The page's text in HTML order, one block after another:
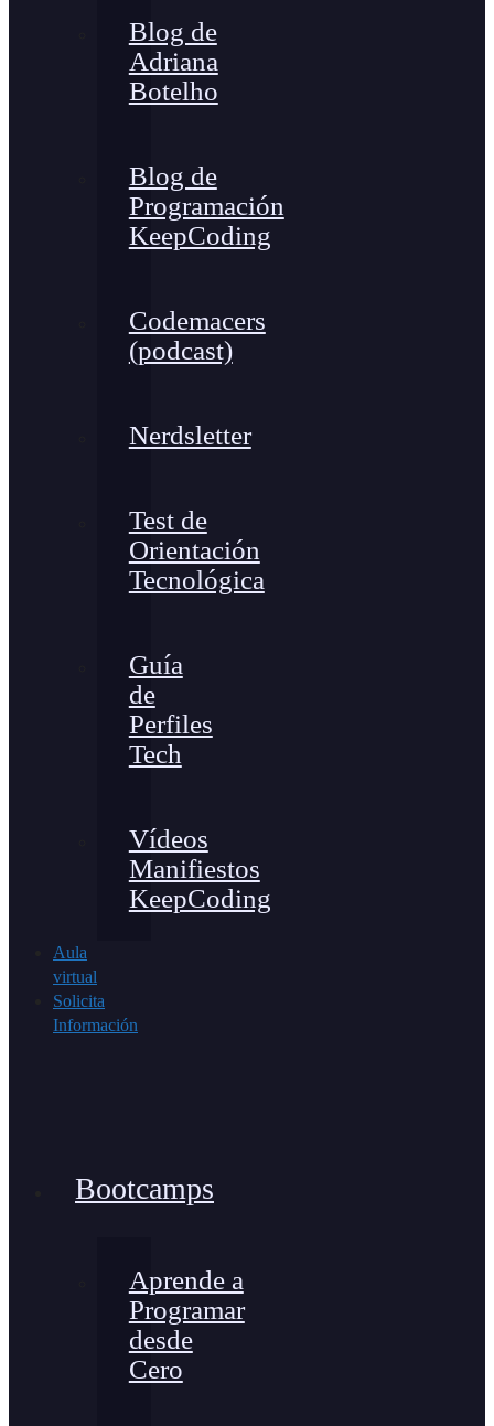
Blog de
Adriana
Botelho
Blog de
Programación
KeepCoding
Codemacers
(podcast)
Nerdsletter
Test de
Orientación
Tecnológica
Guía
de
Perfiles
Tech
Vídeos
Manifiestos
KeepCoding
Aula
virtual
Solicita
Información
Bootcamps
Aprende a
Programar
desde
Cero